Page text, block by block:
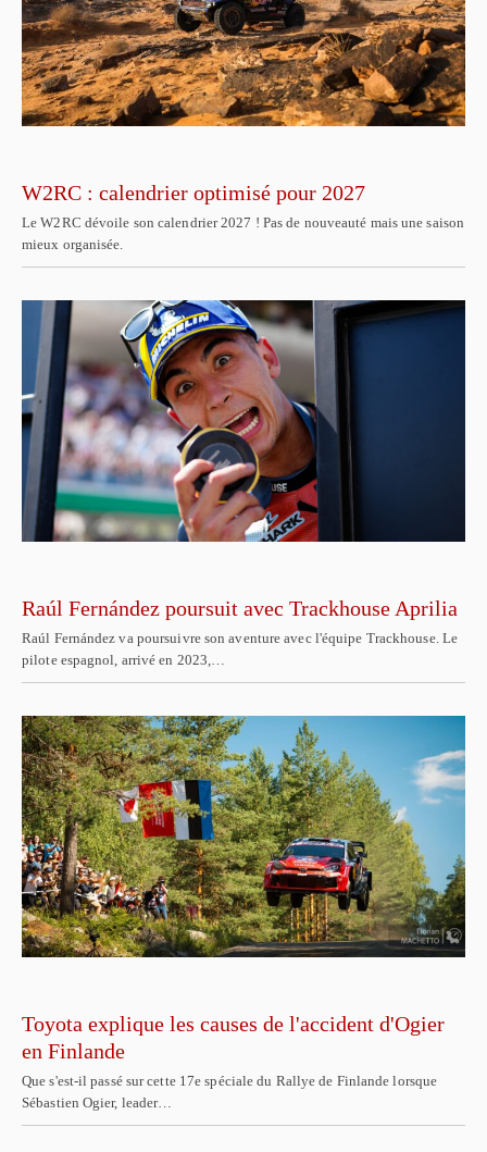
W2RC : calendrier optimisé pour 2027
Le W2RC dévoile son calendrier 2027 ! Pas de nouveauté mais une saison
mieux organisée.
Raúl Fernández poursuit avec Trackhouse Aprilia
Raúl Fernández va poursuivre son aventure avec l'équipe Trackhouse. Le
pilote espagnol, arrivé en 2023,…
Toyota explique les causes de l'accident d'Ogier
en Finlande
Que s'est-il passé sur cette 17e spéciale du Rallye de Finlande lorsque
Sébastien Ogier, leader…